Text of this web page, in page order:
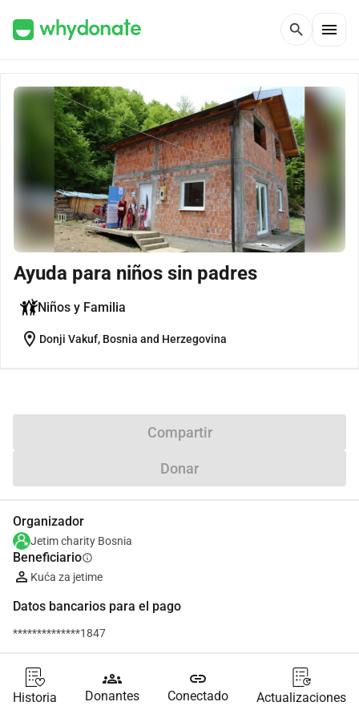
search menu
Ayuda para niños sin padres
Niños y Familia
location_on Donji Vakuf, Bosnia and Herzegovina
Compartir
Donar
Organizador
Jetim charity Bosnia
Beneficiarioinfo
Kuća za jetime
Datos bancarios para el pago
**************1847
Historia
groups
Donantes
link
Conectado Actualizaciones